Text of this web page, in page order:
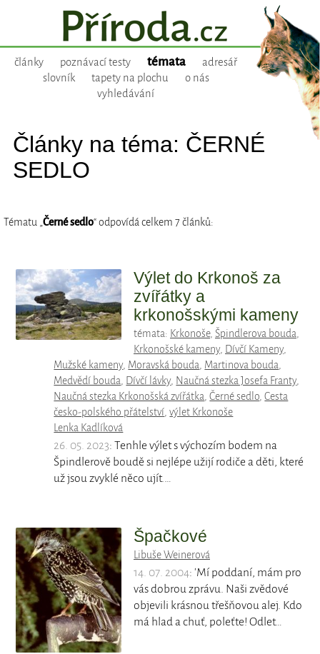
články poznávací testy témata
adresář
slovník
tapety na plochu
o nás
vyhledávání
Články na téma: ČERNÉ
SEDLO
Tématu „Černé sedlo“ odpovídá celkem 7 článků:
Výlet do Krkonoš za
zvířátky a
krkonošskými kameny
témata: Krkonoše, Špindlerova bouda,
Krkonošské kameny, Dívčí Kameny,
Mužské kameny, Moravská bouda, Martinova bouda,
Medvědí bouda, Dívčí lávky, Naučná stezka Josefa Franty,
Naučná stezka Krkonošská zvířátka,Černé sedlo,Cesta
česko-polského přátelství,výlet Krkonoše
Lenka Kadlíková
26. 05. 2023: Tenhle výlet s výchozím bodem na
Špindlerově boudě si nejlépe užijí rodiče a děti, které
už jsou zvyklé něco ujít.…
Špačkové
Libuše Weinerová
14. 07. 2004: 'Mí poddaní, mám pro
vás dobrou zprávu. Naši zvědové
objevili krásnou třešňovou alej. Kdo
má hlad a chuť, poleťte! Odlet…